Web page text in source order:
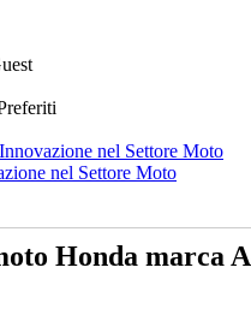
Honda marca